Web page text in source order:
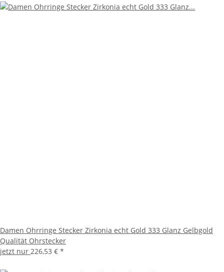
Damen Ohrringe Stecker Zirkonia echt Gold 333 Glanz Gelbgold
Qualität Ohrstecker
jetzt nur 226,53 € *